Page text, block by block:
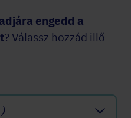
engedd a
? Válassz hozzád illő
(12 küldetés )